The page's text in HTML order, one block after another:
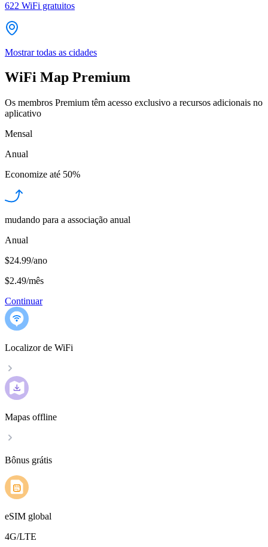
622 WiFi gratuitos
Mostrar todas as cidades
WiFi Map Premium
Os membros Premium têm acesso exclusivo a recursos adicionais no
aplicativo
Mensal
Anual
Economize até 50%
mudando para a associação anual
Anual
$24.99/ano
$2.49/mês
Continuar
Localizor de WiFi
Mapas offline
Bônus grátis
eSIM global
4G/LTE